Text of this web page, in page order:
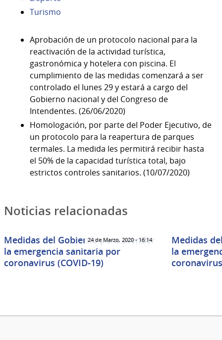
Turismo
Aprobación de un protocolo nacional para la
reactivación de la actividad turística,
gastronómica y hotelera con piscina. El
cumplimiento de las medidas comenzará a ser
controlado el lunes 29 y estará a cargo del
Gobierno nacional y del Congreso de
Intendentes. (26/06/2020)
Homologación, por parte del Poder Ejecutivo, de
un protocolo para la reapertura de parques
termales. La medida les permitirá recibir hasta
el 50% de la capacidad turística total, bajo
estrictos controles sanitarios. (10/07/2020)
Noticias relacionadas
24 de Marzo, 2020 - 16:14
Medidas del Gobierno para atender
la emergencia sanitaria por
coronavirus (COVID-19)
Medidas
la